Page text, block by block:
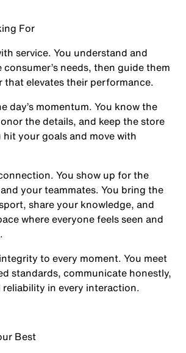
For
service. You understand and
consumer’s needs, then guide them
that elevates their performance.
day’s momentum. You know the
the details, and keep the store
hit your goals and move with
. You show up for the
your teammates. You bring the
share your knowledge, and
where everyone feels seen and
to every moment. You meet
standards, communicate honestly,
reliability in every interaction.
Best